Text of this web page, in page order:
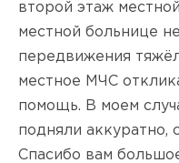
второй этаж
местной больнице
передвижения
местное МЧС
помощь. В моем
подняли аккуратно,
Спасибо вам